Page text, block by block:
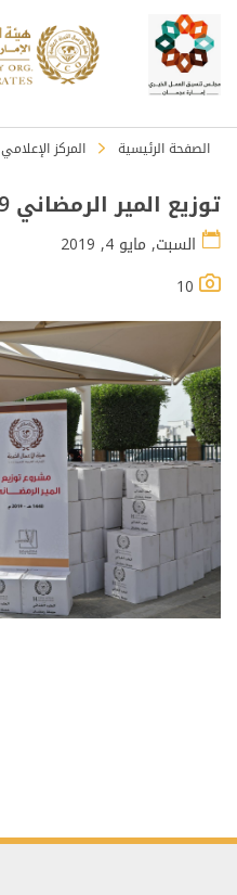
الصفحة الرئيسية المركز الإعلامي
توزيع المير الرمضاني 2019
السبت, مايو 4, 2019
10